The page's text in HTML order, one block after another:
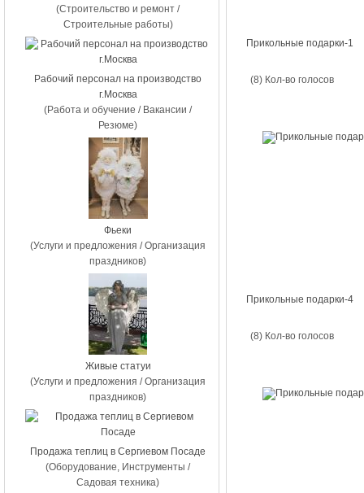
(Строительство и ремонт /
Строительные работы)
Рабочий персонал на производство
г.Москва
(Работа и обучение / Вакансии /
Резюме)
Фьеки
(Услуги и предложения / Организация
праздников)
Живые статуи
(Услуги и предложения / Организация
праздников)
Продажа теплиц в Сергиевом Посаде
(Оборудование, Инструменты /
Садовая техника)
Прикольные подарки-1
(8) Кол-во голосов
Прикольные подарки-4
(8) Кол-во голосов